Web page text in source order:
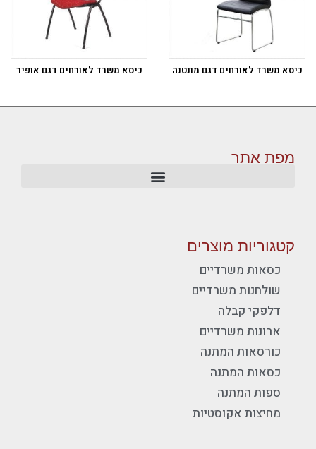
כיסא משרד לאורחים דגם מונטנה כיסא משרד לאורחים דגם אופיר
מפת אתר
קטגוריות מוצרים
כסאות משרדיים
שולחנות משרדיים
דלפקי קבלה
ארונות משרדיים
כורסאות המתנה
כסאות המתנה
ספות המתנה
מחיצות אקוסטיות